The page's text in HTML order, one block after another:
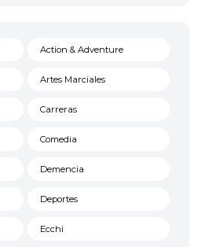
Action & Adventure
Artes Marciales
Carreras
Comedia
Demencia
Deportes
Ecchi